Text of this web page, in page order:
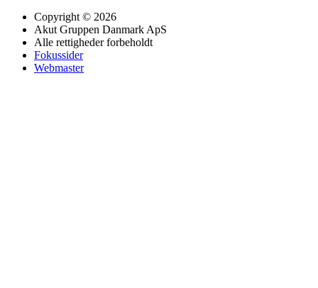
Copyright © 2026
Akut Gruppen Danmark ApS
Alle rettigheder forbeholdt
Fokussider
Webmaster